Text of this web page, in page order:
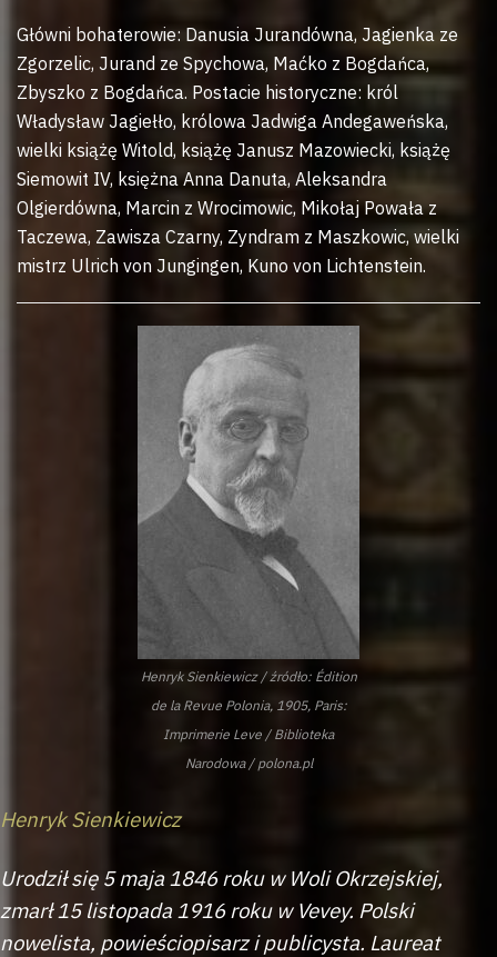
Główni bohaterowie: Danusia Jurandówna, Jagienka ze
Zgorzelic, Jurand ze Spychowa, Maćko z Bogdańca,
Zbyszko z Bogdańca. Postacie historyczne: król
Władysław Jagiełło, królowa Jadwiga Andegaweńska,
wielki książę Witold, książę Janusz Mazowiecki, książę
Siemowit IV, księżna Anna Danuta, Aleksandra
Olgierdówna, Marcin z Wrocimowic, Mikołaj Powała z
Taczewa, Zawisza Czarny, Zyndram z Maszkowic, wielki
mistrz Ulrich von Jungingen, Kuno von Lichtenstein.
Henryk Sienkiewicz / źródło: Édition
de la Revue Polonia, 1905, Paris:
Imprimerie Leve / Biblioteka
Narodowa / polona.pl
Henryk Sienkiewicz
Urodził się 5 maja 1846 roku w Woli Okrzejskiej,
zmarł 15 listopada 1916 roku w Vevey. Polski
nowelista, powieściopisarz i publicysta. Laureat